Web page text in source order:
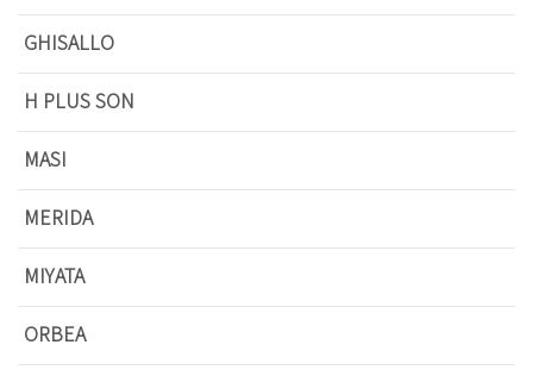
GHISALLO
H PLUS SON
MASI
MERIDA
MIYATA
ORBEA